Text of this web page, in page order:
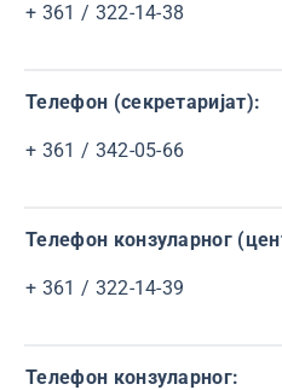
+ 361 / 322-14-38
Телефон (секретаријат):
+ 361 / 342-05-66
Телефон конзуларног
+ 361 / 322-14-39
Телефон конзуларног: